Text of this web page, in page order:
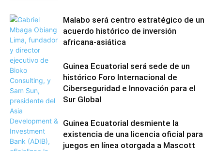
Malabo será centro estratégico de un
acuerdo histórico de inversión
africana-asiática
Guinea Ecuatorial será sede de un
histórico Foro Internacional de
Ciberseguridad e Innovación para el
Sur Global
Guinea Ecuatorial desmiente la
existencia de una licencia oficial para
juegos en línea otorgada a Mascott